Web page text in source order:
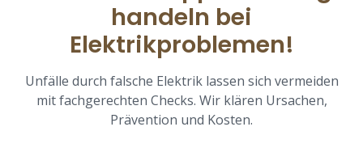
handeln bei
Elektrikproblemen!
Unfälle durch falsche Elektrik lassen sich vermeiden
mit fachgerechten Checks. Wir klären Ursachen,
Prävention und Kosten.